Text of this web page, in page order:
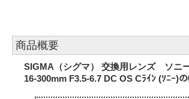
商品概要
SIGMA（シグマ） 交換用レンズ ソニ
16-300mm F3.5-6.7 DC OS Cﾗｲﾝ (ｿﾆｰ)